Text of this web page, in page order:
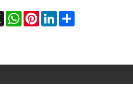
WhatsAppPinterestLinkedIn